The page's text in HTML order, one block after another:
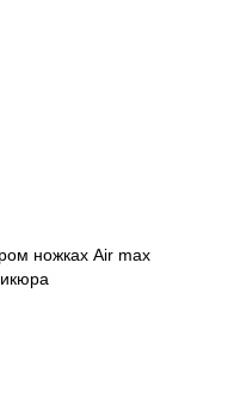
ножках Air max